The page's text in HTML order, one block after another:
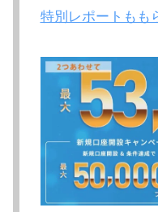
特別レポートもも